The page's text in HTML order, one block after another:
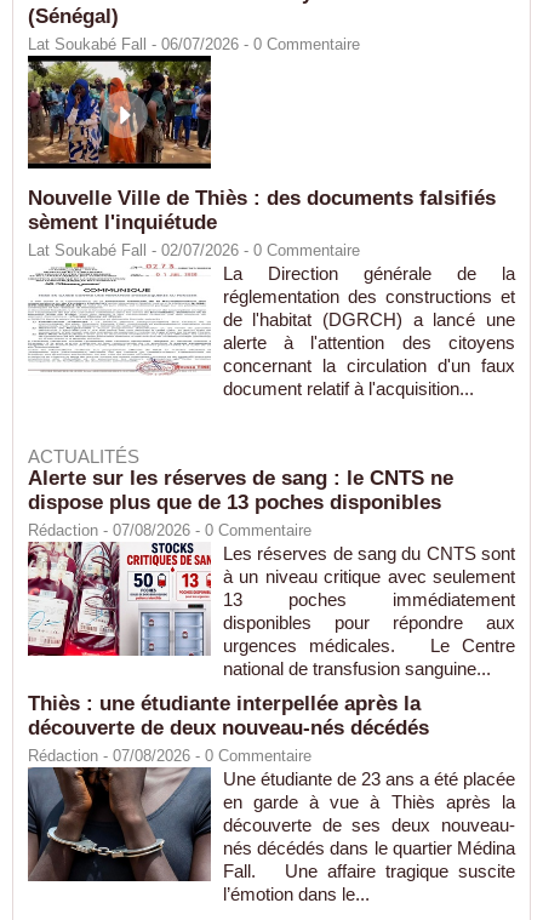
(Sénégal)
Lat Soukabé Fall - 06/07/2026 - 0 Commentaire
Nouvelle Ville de Thiès : des documents falsifiés
sèment l'inquiétude
Lat Soukabé Fall - 02/07/2026 - 0 Commentaire
La Direction générale de la
réglementation des constructions et
de l'habitat (DGRCH) a lancé une
alerte à l'attention des citoyens
concernant la circulation d'un faux
document relatif à l'acquisition...
ACTUALITÉS
Alerte sur les réserves de sang : le CNTS ne
dispose plus que de 13 poches disponibles
Rédaction - 07/08/2026 - 0 Commentaire
Les réserves de sang du CNTS sont
à un niveau critique avec seulement
13 poches immédiatement
disponibles pour répondre aux
urgences médicales. Le Centre
national de transfusion sanguine...
Thiès : une étudiante interpellée après la
découverte de deux nouveau-nés décédés
Rédaction - 07/08/2026 - 0 Commentaire
Une étudiante de 23 ans a été placée
en garde à vue à Thiès après la
découverte de ses deux nouveau-
nés décédés dans le quartier Médina
Fall. Une affaire tragique suscite
l’émotion dans le...